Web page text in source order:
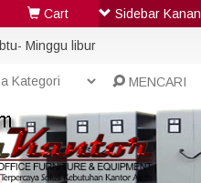
Minggu libur
MENCARI
Cart Sidebar Kanan